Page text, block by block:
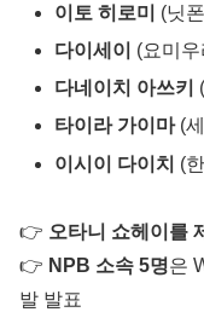
이토 히로미
(닛
다이세이
(요미
다네이치 아쓰키
타이라 가이마(
이시이 다이치 (
👉 오타니 쇼헤이를
👉 NPB 소속 5명은
발 발표